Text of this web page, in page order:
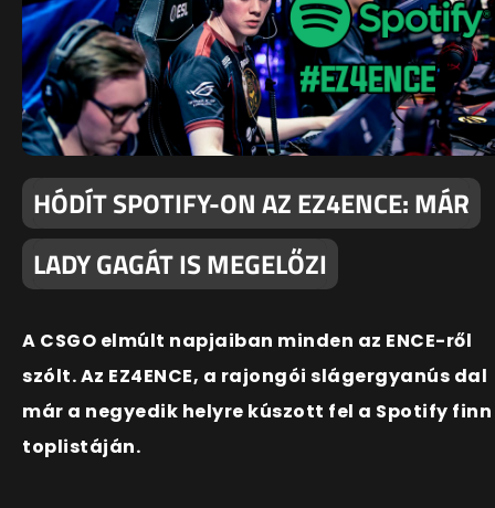
HÓDÍT SPOTIFY-ON AZ EZ4ENCE: MÁR
LADY GAGÁT IS MEGELŐZI
A CSGO elmúlt napjaiban minden az ENCE-ről
szólt. Az EZ4ENCE, a rajongói slágergyanús dal
már a negyedik helyre kúszott fel a Spotify finn
toplistáján.